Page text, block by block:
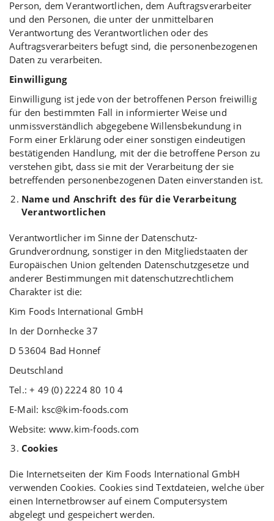
Person, dem Verantwortlichen, dem Auftragsverarbeiter
und den Personen, die unter der unmittelbaren
Verantwortung des Verantwortlichen oder des
Auftragsverarbeiters befugt sind, die personenbezogenen
Daten zu verarbeiten.
Einwilligung
Einwilligung ist jede von der betroffenen Person freiwillig
für den bestimmten Fall in informierter Weise und
unmissverständlich abgegebene Willensbekundung in
Form einer Erklärung oder einer sonstigen eindeutigen
bestätigenden Handlung, mit der die betroffene Person zu
verstehen gibt, dass sie mit der Verarbeitung der sie
betreffenden personenbezogenen Daten einverstanden ist.
Name und Anschrift des für die Verarbeitung
Verantwortlichen
Verantwortlicher im Sinne der Datenschutz-
Grundverordnung, sonstiger in den Mitgliedstaaten der
Europäischen Union geltenden Datenschutzgesetze und
anderer Bestimmungen mit datenschutzrechtlichem
Charakter ist die:
Kim Foods International GmbH
In der Dornhecke 37
D 53604 Bad Honnef
Deutschland
Tel.: + 49 (0) 2224 80 10 4
E-Mail: ksc@kim-foods.com
Website: www.kim-foods.com
Cookies
Die Internetseiten der Kim Foods International GmbH
verwenden Cookies. Cookies sind Textdateien, welche über
einen Internetbrowser auf einem Computersystem
abgelegt und gespeichert werden.